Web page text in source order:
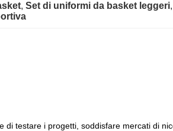
, Set di uniformi da basket leggeri,
testare i progetti, soddisfare mercati di